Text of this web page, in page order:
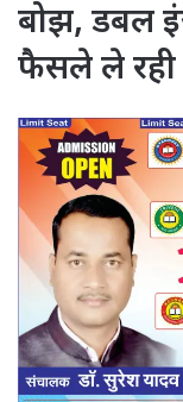
बोझ, डबल
फैसले ले रही